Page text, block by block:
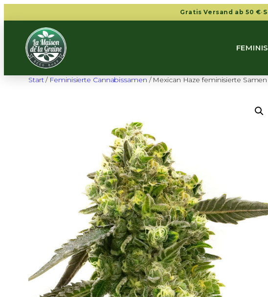
springen
Gratis Versand ab 50 €·
Start/ Feminisierte Cannabissamen / Mexican Haze feminisierte Samen